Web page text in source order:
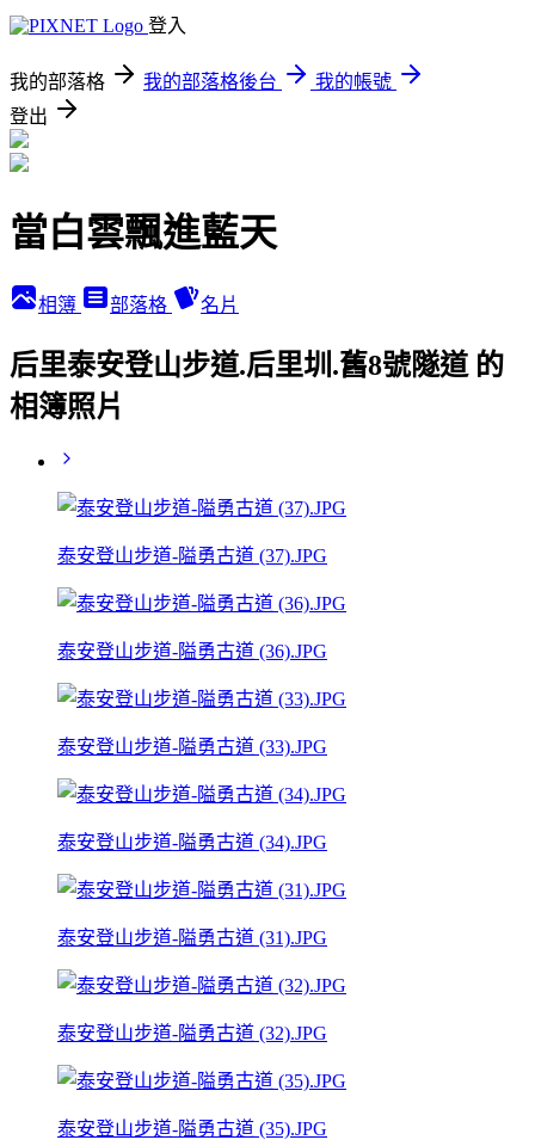
登入
我的部落格 我的部落格後台
我的帳號
登出
當白雲飄進藍天
相簿 部落格 名片
后里泰安登山步道.后里圳.舊8號隧道 的
相簿照片
泰安登山步道-隘勇古道 (37).JPG
泰安登山步道-隘勇古道 (36).JPG
泰安登山步道-隘勇古道 (33).JPG
泰安登山步道-隘勇古道 (34).JPG
泰安登山步道-隘勇古道 (31).JPG
泰安登山步道-隘勇古道 (32).JPG
泰安登山步道-隘勇古道 (35).JPG